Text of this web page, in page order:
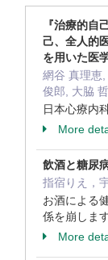
『治療的
己、全人的
を用いた医
網谷 真理恵
俊郎, 大脇
日本心療
More
飲酒と糖尿
指宿りえ，
お酒による
係を崩し
More